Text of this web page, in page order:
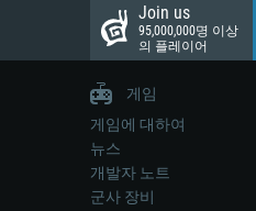
Join us
95,000,000명 이상
의 플레이어
게임
게임에 대하여
뉴스
개발자 노트
군사 장비